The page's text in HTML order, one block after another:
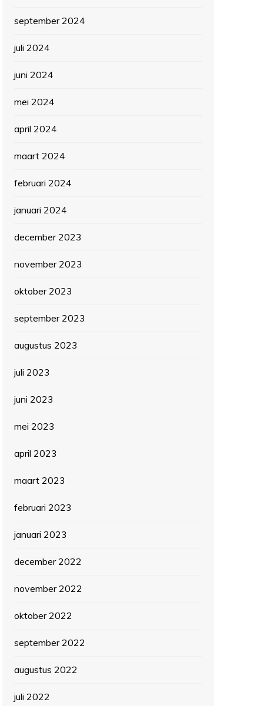
september 2024
juli 2024
juni 2024
mei 2024
april 2024
maart 2024
februari 2024
januari 2024
december 2023
november 2023
oktober 2023
september 2023
augustus 2023
juli 2023
juni 2023
mei 2023
april 2023
maart 2023
februari 2023
januari 2023
december 2022
november 2022
oktober 2022
september 2022
augustus 2022
juli 2022